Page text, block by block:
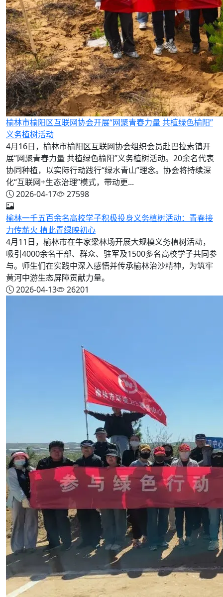
榆林市榆阳区互联网协会开展“网聚青春力量 共植绿色榆阳”
义务植树活动
4月16日，榆林市榆阳区互联网协会组织会员赴巴拉素镇开
展“网聚青春力量 共植绿色榆阳”义务植树活动。20余名代表
协同种植，以实际行动践行“绿水青山”理念。协会将持续深
化“互联网+生态治理”模式，带动更...
2026-04-17
27598
榆林一千五百余名高校学子积极投身义务植树活动：青春接
力传薪火 植此青绿映初心
4月11日，榆林市在牛家梁林场开展大规模义务植树活动，
吸引4000余名干部、群众、驻军及1500多名高校学子共同参
与。师生们在实践中深入感悟并传承榆林治沙精神，为筑牢
黄河中游生态屏障贡献力量。
2026-04-13
26201